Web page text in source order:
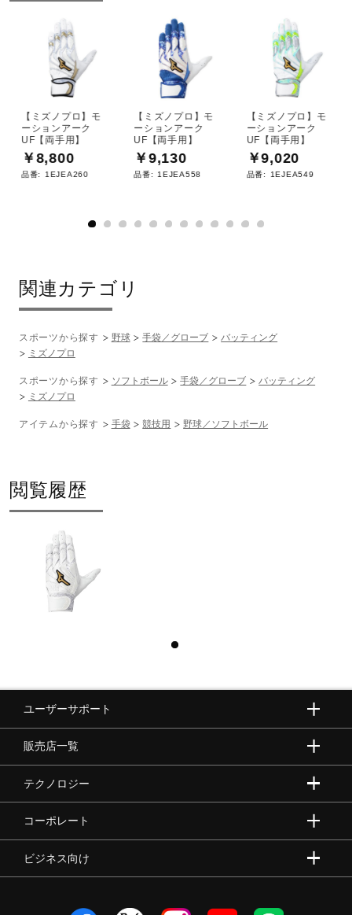
【ミズノプロ】モ
ーションアーク
UF【両手用】
￥8,800
品番: 1EJEA260
【ミズノプロ】モ
ーションアーク
UF【両手用】
￥9,130
品番: 1EJEA558
【ミズノプロ】モ
ーションアーク
UF【両手用】
￥9,020
品番: 1EJEA549
関連カテゴリ
スポーツから探す 野球 手袋／グローブ
バッティング
ミズノプロ
スポーツから探す ソフトボール 手袋／グローブ
バッティング
ミズノプロ
アイテムから探す 手袋 競技用 野球／ソフトボール
閲覧履歴
ユーザーサポート
販売店一覧
テクノロジー
コーポレート
ビジネス向け